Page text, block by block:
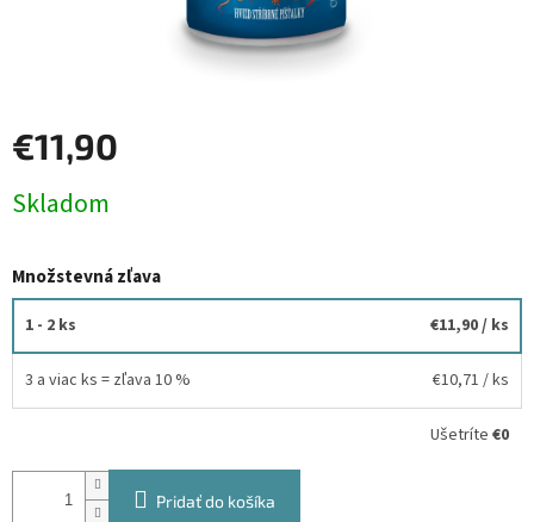
€11,90
cena:
Skladom
Množstevná zľava
1 - 2 ks €11,90/ ks
3 a viac ks = zľava 10 % €10,71 / ks
Ušetríte €0
Pridať do košíka